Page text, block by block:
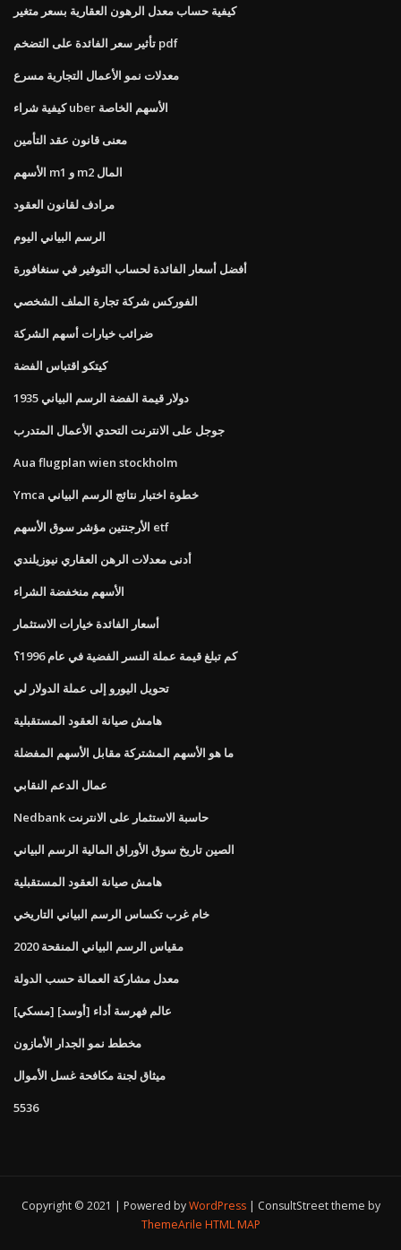
كيفية حساب معدل الرهون العقارية بسعر متغير
تأثير سعر الفائدة على التضخم pdf
معدلات نمو الأعمال التجارية مسرع
كيفية شراء uber الأسهم الخاصة
معنى قانون عقد التأمين
الأسهم m1 و m2 المال
مرادف لقانون العقود
الرسم البياني اليوم
أفضل أسعار الفائدة لحساب التوفير في سنغافورة
الفوركس شركة تجارة الملف الشخصي
ضرائب خيارات أسهم الشركة
كيتكو اقتباس الفضة
1935 دولار قيمة الفضة الرسم البياني
جوجل على الانترنت التحدي الأعمال المتدرب
Aua flugplan wien stockholm
Ymca خطوة اختبار نتائج الرسم البياني
الأرجنتين مؤشر سوق الأسهم etf
أدنى معدلات الرهن العقاري نيوزيلندي
الأسهم منخفضة الشراء
أسعار الفائدة خيارات الاستثمار
كم تبلغ قيمة عملة النسر الفضية في عام 1996؟
تحويل اليورو إلى عملة الدولار لي
هامش صيانة العقود المستقبلية
ما هو الأسهم المشتركة مقابل الأسهم المفضلة
عمال الدعم النقابي
Nedbank حاسبة الاستثمار على الانترنت
الصين تاريخ سوق الأوراق المالية الرسم البياني
هامش صيانة العقود المستقبلية
خام غرب تكساس الرسم البياني التاريخي
مقياس الرسم البياني المنقحة 2020
معدل مشاركة العمالة حسب الدولة
[مسكي] عالم فهرسة أداء [أوسد]
مخطط نمو الجدار الأمازون
ميثاق لجنة مكافحة غسل الأموال
5536
Copyright © 2021 | Powered byWordPress
ConsultStreet theme by
ThemeArile HTML MAP